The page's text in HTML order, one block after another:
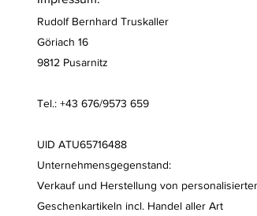
Rudolf Bernhard Truskaller
Göriach 16
9812 Pusarnitz
Tel.: +43 676/9573 659
UID ATU65716488
Unternehmensgegenstand:
Verkauf und Herstellung von
Geschenkartikeln incl. Handel aller Art